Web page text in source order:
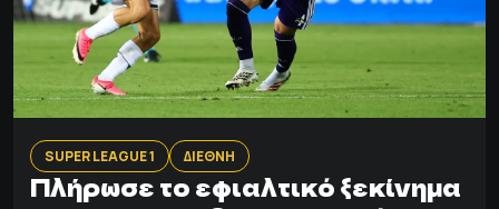
SUPER LEAGUE 1 ΔΙΕΘΝΗ
Πλήρωσε το εφιαλτικό ξεκίνημα